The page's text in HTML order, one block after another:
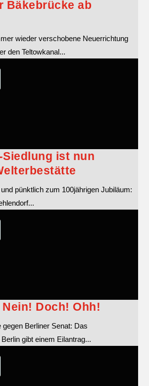
Bäkebrücke ab
wieder verschobene Neuerrichtung
den Teltowkanal...
Siedlung ist nun
pünktlich zum 100jährigen Jubiläum:
Nein! Doch! Ohh!
gegen Berliner Senat: Das
gibt einem Eilantrag...